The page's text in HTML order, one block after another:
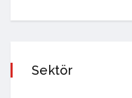
Sektör